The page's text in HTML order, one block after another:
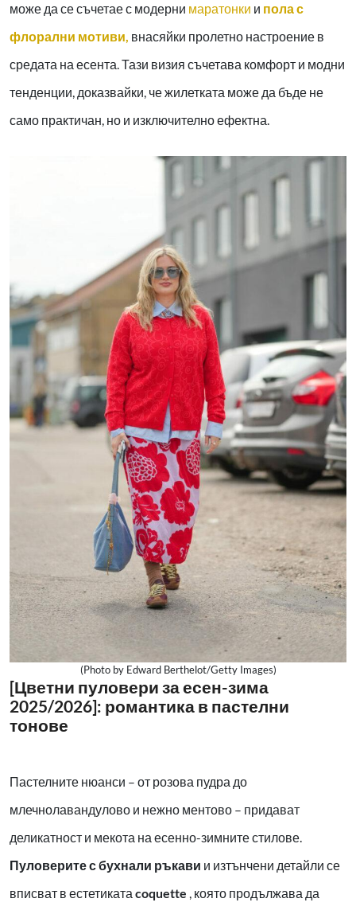
може да се съчетае с модерни маратонки и пола с
флорални мотиви, внасяйки пролетно настроение в
средата на есента. Тази визия съчетава комфорт и модни
тенденции, доказвайки, че жилетката може да бъде не
само практичан, но и изключително ефектна.
(Photo by Edward Berthelot/Getty Images)
[Цветни пуловери за есен-зима
2025/2026]: романтика в пастелни
тонове
Пастелните нюанси – от розова пудра до
млечнолавандулово и нежно ментово – придават
деликатност и мекота на есенно-зимните стилове.
Пуловерите с бухнали ръкави и изтънчени детайли се
вписват в естетиката coquette , която продължава да